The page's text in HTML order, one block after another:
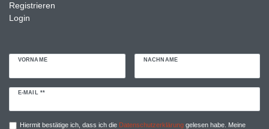
Registrieren
Login
VORNAME NACHNAME
E-MAIL **
Newsletter
Hiermit bestätige ich, dass ich die Daten­schutz­erklärunggelesen habe. Meine